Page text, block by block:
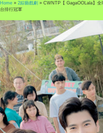
Home » 2綜藝戲劇 » CWNTP【 GagaOOLala】全
台排行冠軍